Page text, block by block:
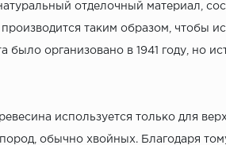
отделочный материал,
таким образом, чтобы
было организовано в 1941 году, но
используется только для
обычно хвойных. Благодаря